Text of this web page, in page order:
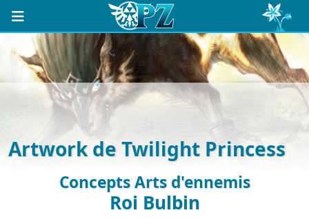
Artwork de Twilight Princess
Concepts Arts d'ennemis
Roi Bulbin